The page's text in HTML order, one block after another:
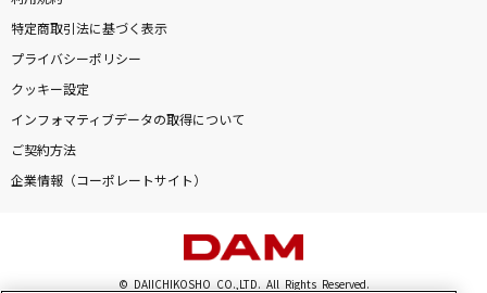
特定商取引法に基づく表示
プライバシーポリシー
クッキー設定
インフォマティブデータの取得について
ご契約方法
企業情報（コーポレートサイト）
© DAIICHIKOSHO CO.,LTD. All Rights Reserved.